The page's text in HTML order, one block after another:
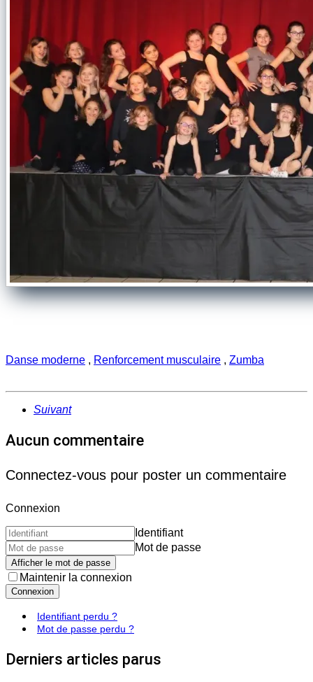
Danse moderne , Renforcement musculaire , Zumba
Suivant
Aucun commentaire
Connectez-vous pour poster un commentaire
Connexion
Identifiant
Mot de passe
Afficher le mot de passe
Maintenir la connexion
Connexion
Identifiant perdu ?
Mot de passe perdu ?
Derniers articles parus